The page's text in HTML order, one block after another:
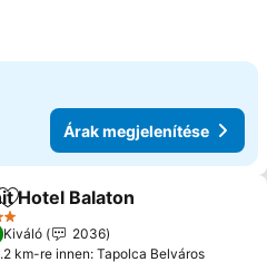
Árak megjelenítése
Hozzáadás a kedvencekhez
Hotel Balaton
Kiváló
2036
km-re innen: Tapolca Belváros